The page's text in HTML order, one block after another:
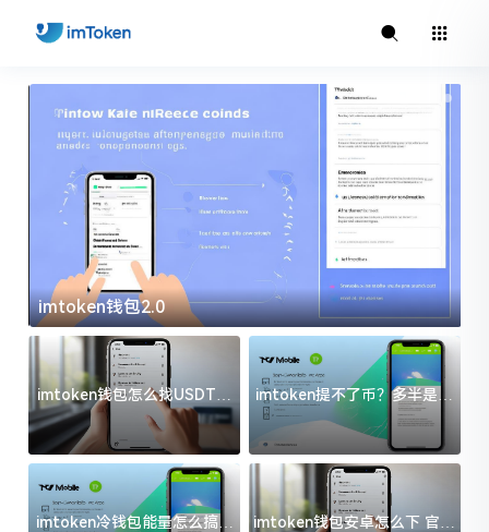
imtoken钱包2.0
imtoken钱包怎么找USDT地
址？三步搞定不踩坑
imtoken提不了币？多半是这
几件事没处理好
imtoken冷钱包能量怎么搞？
imtoken钱包安卓怎么下 官方